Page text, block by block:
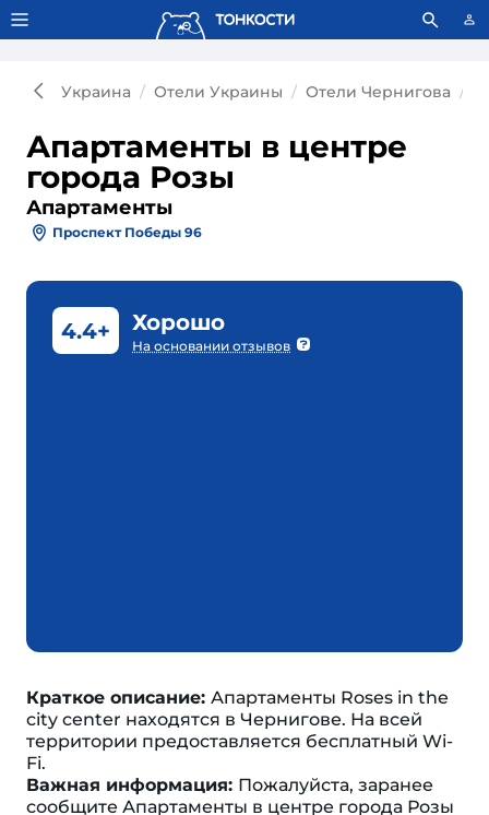
Тонкости используют сookie-файлы. Что это значит?
Украина Отели Украины Отели Чернигова
Апартаменты в центре
города Розы
Апартаменты
Проспект Победы 96
4.4+ Хорошо
На основании отзывов
Краткое описание: Апартаменты Roses in the
city center находятся в Чернигове. На всей
территории предоставляется бесплатный Wi-
Fi.
Важная информация: Пожалуйста, заранее
сообщите Апартаменты в центре города Розы